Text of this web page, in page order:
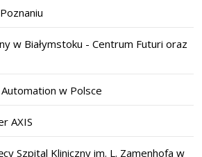
w Białymstoku - Centrum Futuri oraz
w Polsce
AXIS
Szpital Kliniczny im. L. Zamenhofa w